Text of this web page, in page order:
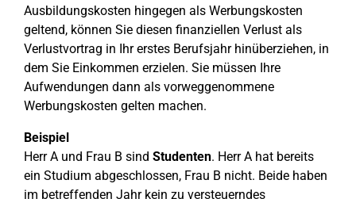
Ausbildungskosten hingegen als Werbungskosten
geltend, können Sie diesen finanziellen Verlust als
Verlustvortrag in Ihr erstes Berufsjahr hinüberziehen, in
dem Sie Einkommen erzielen. Sie müssen Ihre
Aufwendungen dann als vorweggenommene
Werbungskosten gelten machen.
Beispiel
Herr A und Frau B sind Studenten. Herr A hat bereits
ein Studium abgeschlossen, Frau B nicht. Beide haben
im betreffenden Jahr kein zu versteuerndes